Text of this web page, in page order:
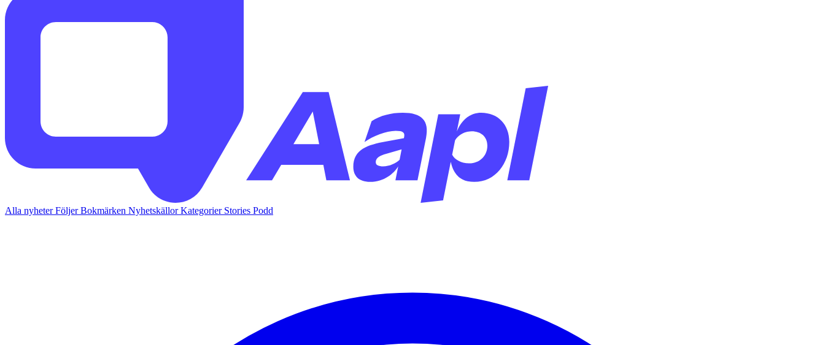
Alla nyheterFöljerBokmärken NyhetskällorKategorier Stories Podd